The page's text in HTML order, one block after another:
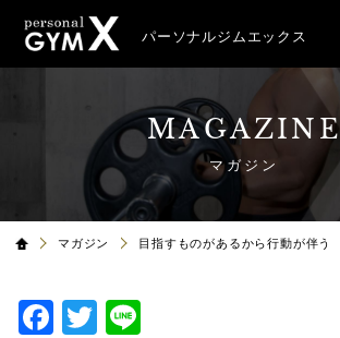
パーソナルジムエックス
MAGAZINE
マガジン
マガジン 目指すものがあるから行動が伴う
Facebook
Twitter